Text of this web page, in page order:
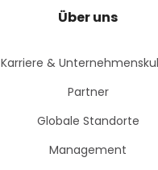
Über uns
Karriere &
Partner
Globale Standorte
Management